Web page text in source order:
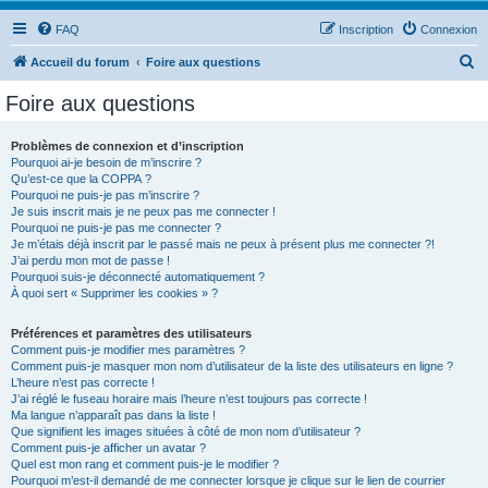
FAQ Connexion
Inscription
Accueil du forum Foire aux questions
Foire aux questions
Problèmes de connexion et d’inscription
Pourquoi ai-je besoin de m’inscrire ?
Qu’est-ce que la COPPA ?
Pourquoi ne puis-je pas m’inscrire ?
Je suis inscrit mais je ne peux pas me connecter !
Pourquoi ne puis-je pas me connecter ?
Je m’étais déjà inscrit par le passé mais ne peux à présent plus me connecter ?!
J’ai perdu mon mot de passe !
Pourquoi suis-je déconnecté automatiquement ?
À quoi sert « Supprimer les cookies » ?
Préférences et paramètres des utilisateurs
Comment puis-je modifier mes paramètres ?
Comment puis-je masquer mon nom d’utilisateur de la liste des utilisateurs en ligne ?
L’heure n’est pas correcte !
J’ai réglé le fuseau horaire mais l’heure n’est toujours pas correcte !
Ma langue n’apparaît pas dans la liste !
Que signifient les images situées à côté de mon nom d’utilisateur ?
Comment puis-je afficher un avatar ?
Quel est mon rang et comment puis-je le modifier ?
Pourquoi m’est-il demandé de me connecter lorsque je clique sur le lien de courrier